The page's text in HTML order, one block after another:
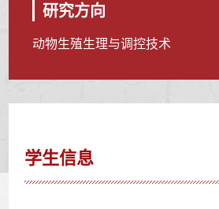
研究方向
动物生殖生理与调控技术
学生信息